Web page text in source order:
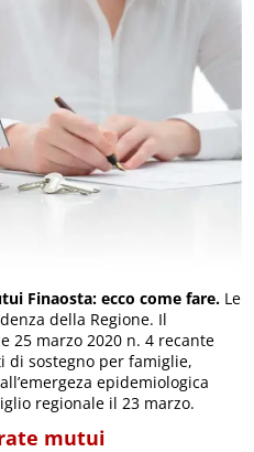
Finaosta: ecco come fare. Le
della Regione. Il
25 marzo 2020 n. 4 recante
di sostegno per famiglie,
epidemiologica
regionale il 23 marzo.
mutui